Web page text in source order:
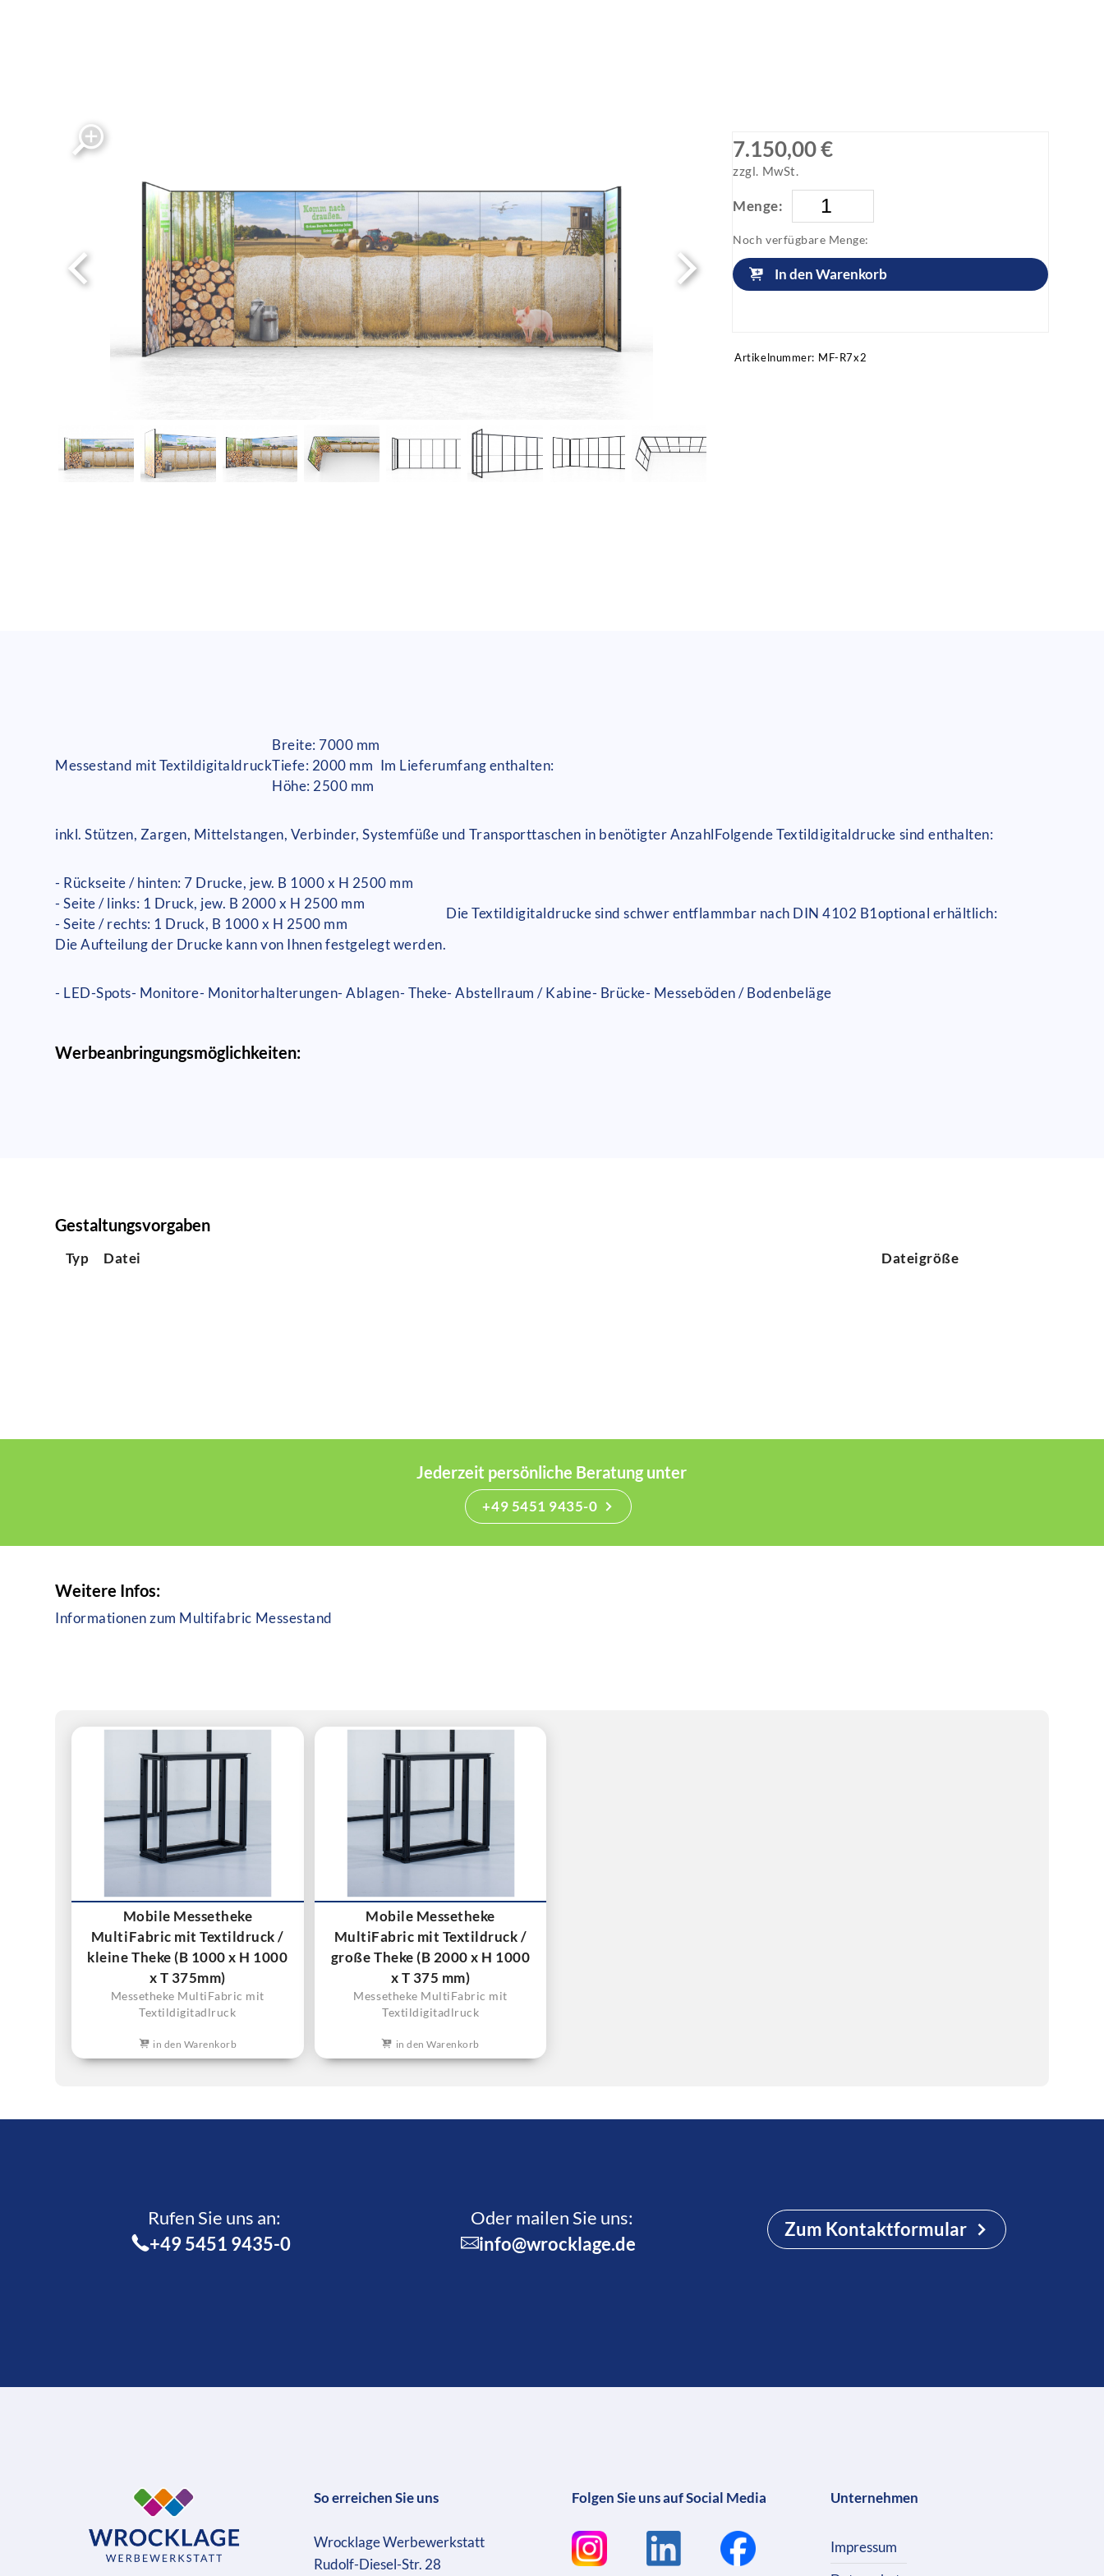
Messestand MultiFabric als Reihenstand 7x3m Ansicht von vorne
7.150,00 €
zzgl. MwSt.
Menge:
Noch verfügbare Menge:
In den Warenkorb
Artikelnummer: MF-R7x2
Messestand mit Textildigitaldruck
Breite: 7000 mm
Tiefe: 2000 mm
Höhe: 2500 mm
Im Lieferumfang enthalten:
inkl. Stützen, Zargen, Mittelstangen, Verbinder, Systemfüße und Transporttaschen in benötigter AnzahlFolgende Textildigitaldrucke sind enthalten:
- Rückseite / hinten: 7 Drucke, jew. B 1000 x H 2500 mm
- Seite / links: 1 Druck, jew. B 2000 x H 2500 mm
- Seite / rechts: 1 Druck, B 1000 x H 2500 mm
Die Aufteilung der Drucke kann von Ihnen festgelegt werden.
Die Textildigitaldrucke sind schwer entflammbar nach DIN 4102 B1optional erhältlich:
- LED-Spots- Monitore- Monitorhalterungen- Ablagen- Theke- Abstellraum / Kabine- Brücke- Messeböden / Bodenbeläge
Werbeanbringungsmöglichkeiten:
Gestaltungsvorgaben
Typ Datei Dateigröße
Jederzeit persönliche Beratung unter
+49 5451 9435-0
Weitere Infos:
Informationen zum Multifabric Messestand
Mobile Messetheke
MultiFabric mit Textildruck /
kleine Theke (B 1000 x H 1000
x T 375mm)
Messetheke MultiFabric mit
Textildigitadlruck
in den Warenkorb
Mobile Messetheke
MultiFabric mit Textildruck /
große Theke (B 2000 x H 1000
x T 375 mm)
Messetheke MultiFabric mit
Textildigitadlruck
in den Warenkorb
Rufen Sie uns an:­
+49 5451 9435-0
Oder mailen Sie uns:
info@wrocklage.de
Zum Kontaktformular
So erreichen Sie uns
Wrocklage Werbewerkstatt
Rudolf-Diesel-Str. 28
Folgen Sie uns auf Social Media Unternehmen
Impressum